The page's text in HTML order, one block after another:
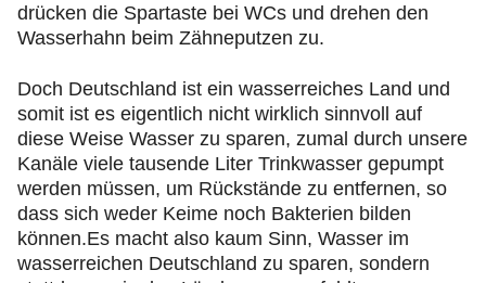
drücken die Spartaste bei WCs und drehen den
Wasserhahn beim Zähneputzen zu.
Doch Deutschland ist ein wasserreiches Land und
somit ist es eigentlich nicht wirklich sinnvoll auf
diese Weise Wasser zu sparen, zumal durch unsere
Kanäle viele tausende Liter Trinkwasser gepumpt
werden müssen, um Rückstände zu entfernen, so
dass sich weder Keime noch Bakterien bilden
können.Es macht also kaum Sinn, Wasser im
wasserreichen Deutschland zu sparen, sondern